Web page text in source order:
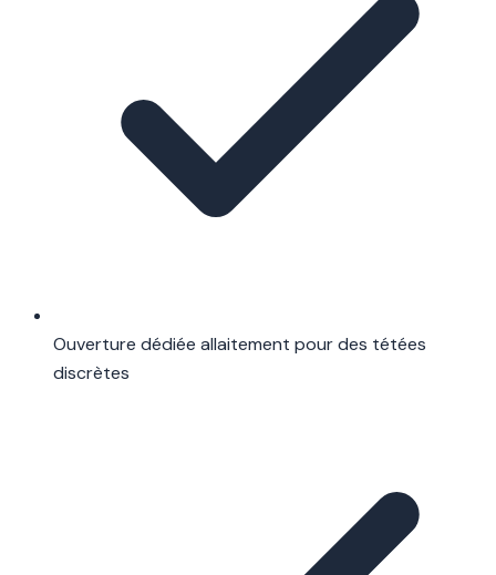
Ouverture dédiée allaitement pour des tétées
discrètes